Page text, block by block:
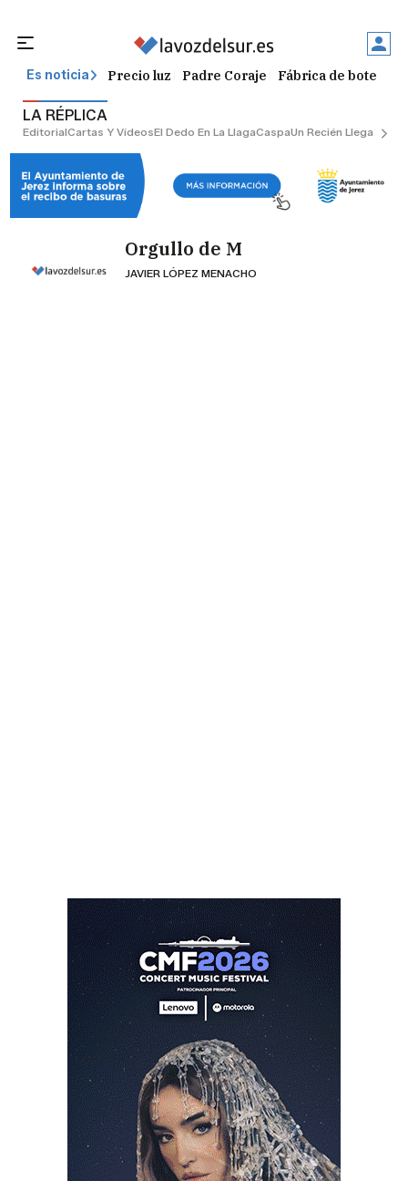
Es noticia Precio luz Padre Coraje Fábrica de botellas
LA RÉPLICA
EditorialCartas Y VídeosEl Dedo En La LlagaCaspaUn Recién Llegado
Orgullo de M
JAVIER LÓPEZ MENACHO